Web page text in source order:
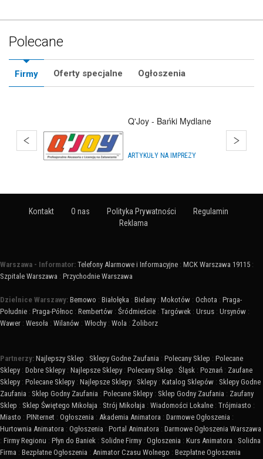
Polecane
Firmy Oferty specjalne Ogłoszenia
Q'Joy - Bańki Mydlane
ARTYKUŁY NA IMPREZY
Kontakt O nas Polityka Prywatności
Regulamin
Reklama
Warszawa - Informator: Telefony Alarmowe i Informacyjne : MCK Warszawa 19115 :
Szpitale Warszawa : Przychodnie Warszawa
Dzielnice Warszawy: Bemowo : Białołęka : Bielany : Mokotów : Ochota : Praga-
Południe : Praga-Północ : Rembertów : Śródmieście : Targówek : Ursus : Ursynów :
Wawer : Wesoła : Wilanów : Włochy : Wola : Żoliborz
Partnerzy: Najlepszy Sklep : Sklepy Godne Zaufania : Polecany Sklep : Polecane
Sklepy : Dobre Sklepy : Najlepsze Sklepy : Polecany Sklep : Śląsk : Poznań : Zaufane
Sklepy : Polecane Sklepy : Najlepsze Sklepy : Sklepy : Katalog Sklepów : Sklepy Godne
Zaufania : Sklep Godny Zaufania : Polecane Sklepy : Sklep Godny Zaufania : Zaufany
Sklep : Sklep Świętego Mikołaja : Strój Mikołaja : Wiadomości Lokalne : Trójmiasto :
Miasto : PINternet : Ogłoszenia : Akademia Animatora : Darmowe Ogłoszenia :
Hurtownia Animatora : Ogłoszenia : Portal Animatora : Darmowe Ogłoszenia Warszawa
: Firmy Regionu : Płyn do Baniek : Solidne Firmy : Ogłoszenia : Kurs Animatora : Solidna
Firma : Bezpłatne Ogłoszenia : Animator Czasu Wolnego : Bezpłatne Ogłoszenia